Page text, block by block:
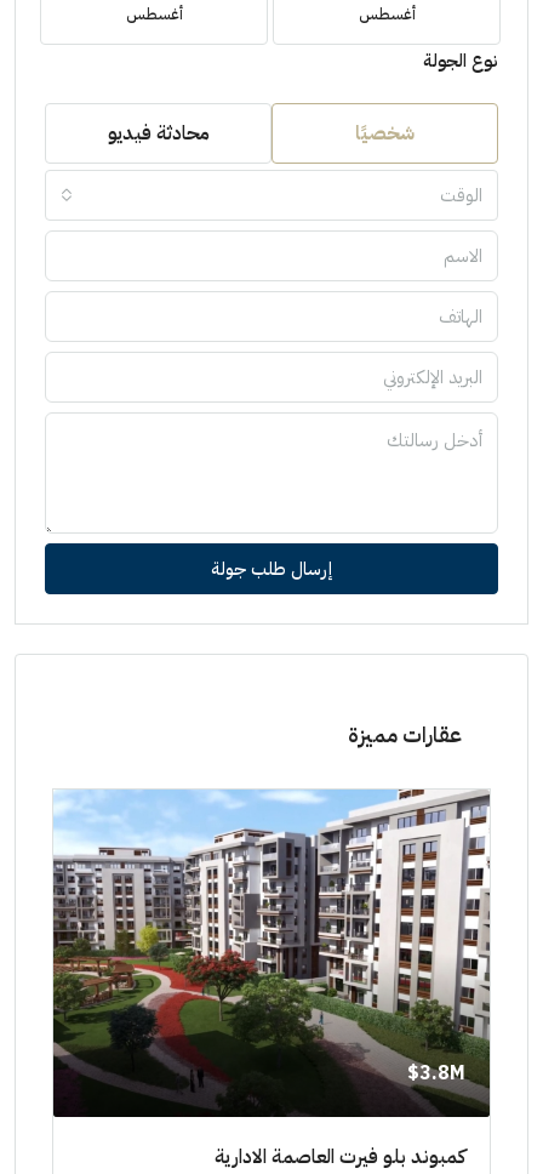
أغسطس أغسطس
نوع الجولة
شخصيًا محادثة فيديو
الوقت
إرسال طلب جولة
عقارات مميزة
3.8M$
كمبوند بلو فيرت العاصمة الادارية